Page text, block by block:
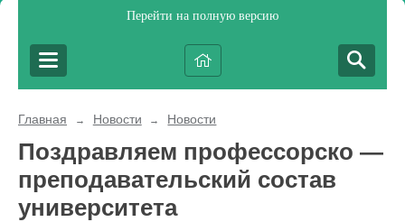
Перейти на полную версию
Главная → Новости → Новости
Поздравляем профессорско —
преподавательский состав
университета